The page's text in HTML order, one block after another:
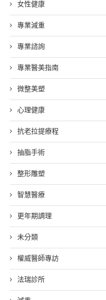
女性健康
專業減重
專業諮詢
專業醫美指南
微整美塑
心理健康
抗老拉提療程
抽脂手術
整形雕塑
智慧醫療
更年期調理
未分類
權威醫師專訪
法瑞診所